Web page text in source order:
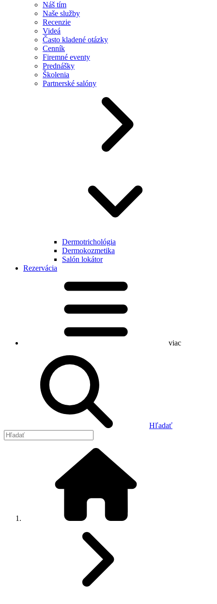
Náš tím
Naše služby
Recenzie
Videá
Často kladené otázky
Cenník
Firemné eventy
Prednášky
Školenia
Partnerské salóny
Dermotrichológia
Dermokozmetika
Salón lokátor
Rezervácia
viac
Hľadať